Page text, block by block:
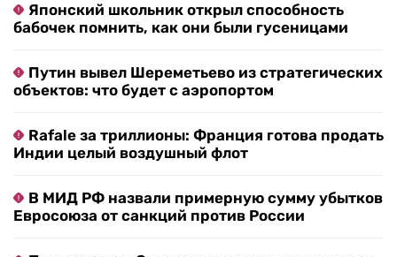
Японский школьник открыл способность
бабочек помнить, как они были гусеницами
Путин вывел Шереметьево из стратегических
объектов: что будет с аэропортом
Rafale за триллионы: Франция готова продать
Индии целый воздушный флот
В МИД РФ назвали примерную сумму убытков
Евросоюза от санкций против России